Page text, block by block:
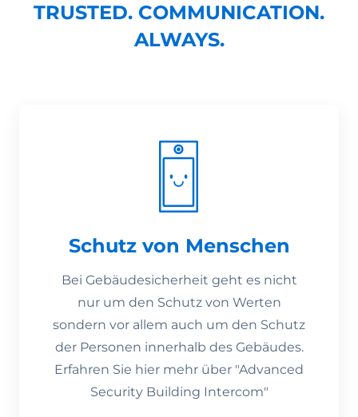
TRUSTED. COMMUNICATION.
ALWAYS.
Schutz von Menschen
Bei Gebäudesicherheit geht es nicht
nur um den Schutz von Werten
sondern vor allem auch um den Schutz
der Personen innerhalb des Gebäudes.
Erfahren Sie hier mehr über "Advanced
Security Building Intercom"